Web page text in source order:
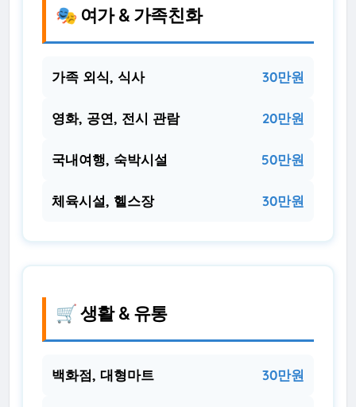
🎭 여가 & 가족친화
가족 외식, 식사 30만원
영화, 공연, 전시 관람 20만원
국내여행, 숙박시설 50만원
체육시설, 헬스장 30만원
🛒 생활 & 유통
백화점, 대형마트 30만원